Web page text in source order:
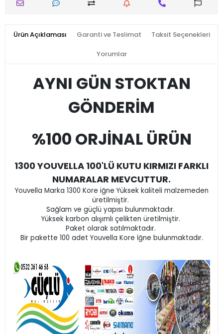
Ürün Açıklaması Garanti ve Teslimat Taksit Seçenekleri
Yorumlar
AYNI GÜN STOKTAN
GÖNDERİM
%100 ORJİNAL ÜRÜN
1300 YOUVELLA 100'LÜ KUTU KIRMIZI FARKLI
NUMARALAR MEVCUTTUR.
Youvella Marka 1300 Kore iğne Yüksek kaliteli malzemeden
üretilmiştir.
Sağlam ve güçlü yapısı bulunmaktadır.
Yüksek karbon alışımlı çelikten üretilmiştir.
Paket olarak satılmaktadır.
Bir pakette 100 adet Youvella Kore İğne bulunmaktadır.